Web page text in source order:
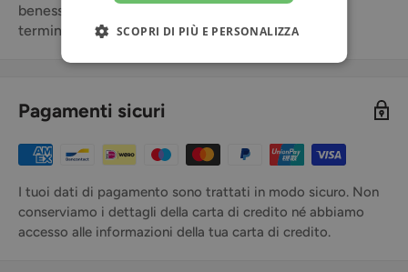
benessere e conservare serenità e salute a lungo
termine.
Pagamenti sicuri
I tuoi dati di pagamento sono trattati in modo sicuro. Non
conserviamo i dettagli della carta di credito né abbiamo
accesso alle informazioni della tua carta di credito.
SCOPRI DI PIÙ E PERSONALIZZA